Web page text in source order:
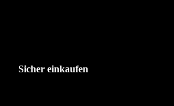
Sicher einkaufen